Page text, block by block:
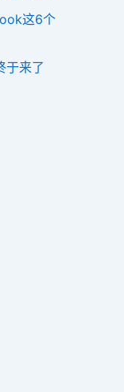
这6个
于来了